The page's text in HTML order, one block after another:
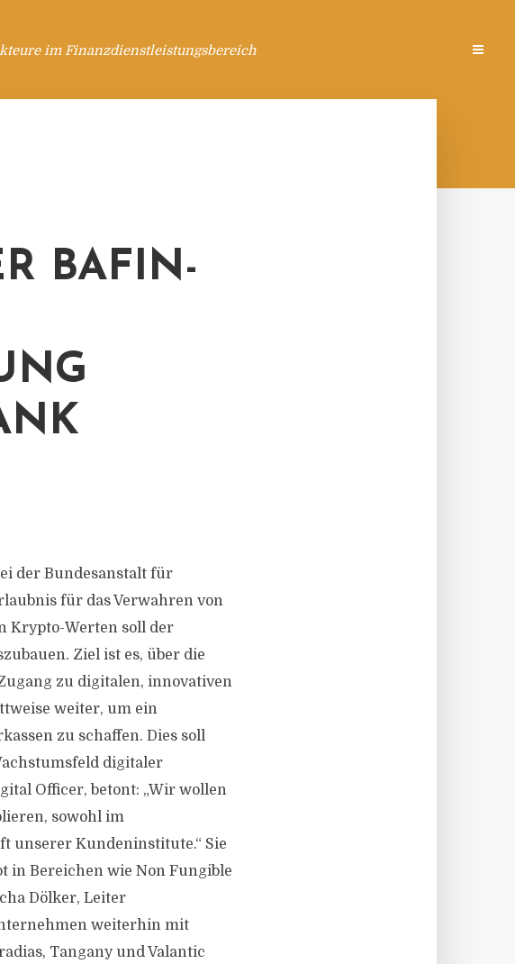
im Finanzdienstleistungsbereich
BAFIN-
der Bundesanstalt für
für das Verwahren von
Krypto-Werten soll der
Ziel ist es, über die
zu digitalen, innovativen
weiter, um ein
zu schaffen. Dies soll
digitaler
Officer, betont: „Wir wollen
sowohl im
unserer Kundeninstitute.“ Sie
in Bereichen wie Non Fungible
Dölker, Leiter
weiterhin mit
Tangany und Valantic